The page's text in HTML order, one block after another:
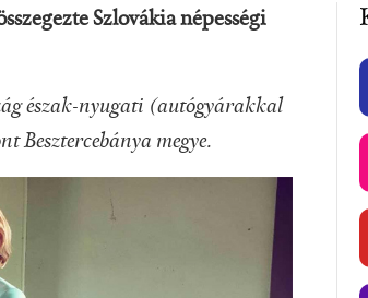
Szlovákia népességi
észak-nyugati (autógyárakkal
Besztercebánya megye.